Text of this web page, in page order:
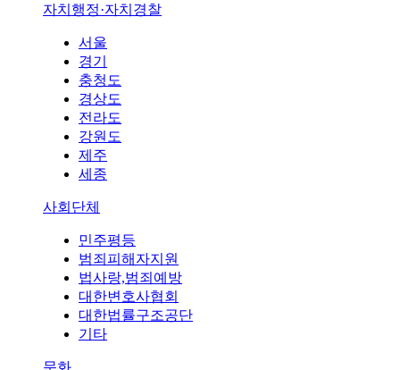
자치행정·자치경찰
서울
경기
충청도
경상도
전라도
강원도
제주
세종
사회단체
민주평등
범죄피해자지원
법사랑,범죄예방
대한변호사협회
대한법률구조공단
기타
문화